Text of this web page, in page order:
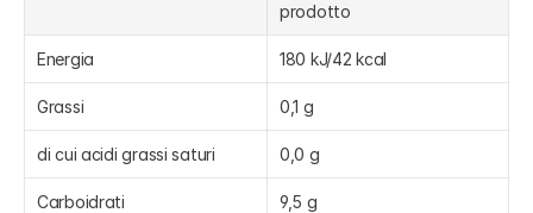
prodotto
Energia 180 kJ/42 kcal
Grassi 0,1 g
di cui acidi grassi saturi 0,0 g
Carboidrati 9,5 g